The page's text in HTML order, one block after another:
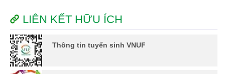
LIÊN KẾT HỮU ÍCH
Thông tin tuyển sinh VNUF